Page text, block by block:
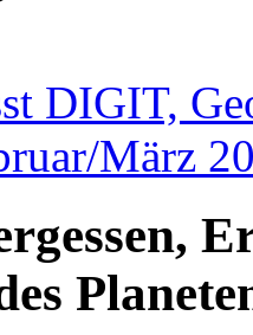
DIGIT,
März